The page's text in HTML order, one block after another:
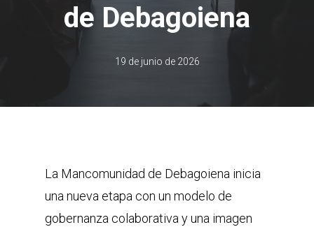
de Debagoiena
19 de junio de 2026
La Mancomunidad de Debagoiena inicia
una nueva etapa con un modelo de
gobernanza colaborativa y una imagen